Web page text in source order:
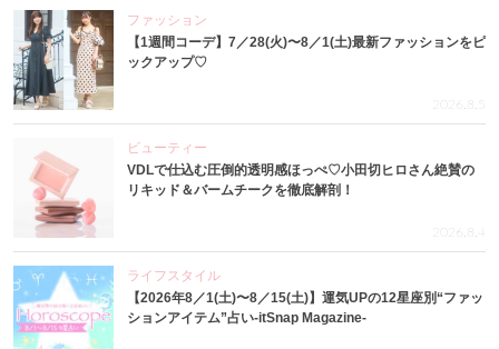
ファッション
【1週間コーデ】7／28(火)〜8／1(土)最新ファッションをピ
ックアップ♡
2026.8.5
ビューティー
VDLで仕込む圧倒的透明感ほっぺ♡小田切ヒロさん絶賛の
リキッド＆バームチークを徹底解剖！
2026.8.4
ライフスタイル
【2026年8／1(土)〜8／15(土)】運気UPの12星座別“ファッ
ションアイテム”占い-itSnap Magazine-